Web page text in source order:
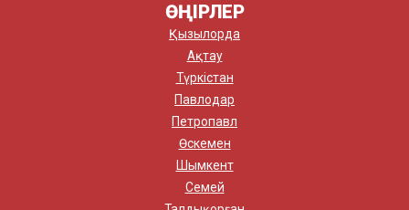
ӨҢІРЛЕР
Қызылорда
Ақтау
Түркістан
Павлодар
Петропавл
Өскемен
Шымкент
Семей